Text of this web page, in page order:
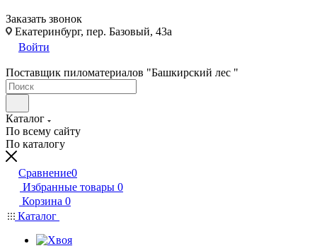
Заказать звонок
Екатеринбург, пер. Базовый, 43а
Войти
Поставщик пиломатериалов "Башкирский лес "
Каталог
По всему сайту
По каталогу
Сравнение0
Избранные товары 0
Корзина 0
Каталог